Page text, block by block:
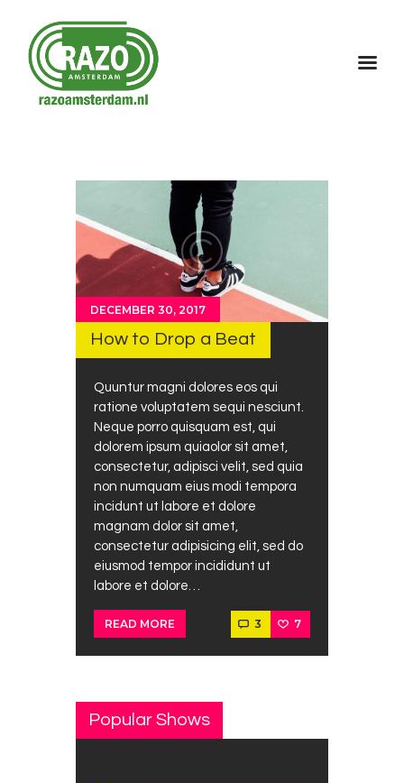
Home
Contact
DECEMBER 30, 2017
How to Drop a Beat
Quuntur magni dolores eos qui
ratione voluptatem sequi nesciunt.
Neque porro quisquam est, qui
dolorem ipsum quiaolor sit amet,
consectetur, adipisci velit, sed quia
non numquam eius modi tempora
incidunt ut labore et dolore
magnam dolor sit amet,
consectetur adipisicing elit, sed do
eiusmod tempor incididunt ut
labore et dolore…
READ MORE 3 7
Popular Shows